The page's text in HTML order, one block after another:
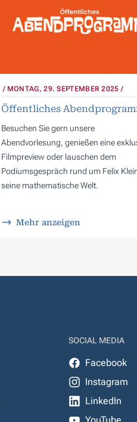
MONTAG, 29. SEPTEMBER 2025
Öffentliches
Besuchen Sie gern unsere
Abendvorlesung, genießen eine
Filmpreview oder lauschen dem
Podiumsgespräch rund um Felix
seine mathematische Welt.
Mehr anzeigen
SOCIAL MEDIA
Facebook
Instagram
LinkedIn